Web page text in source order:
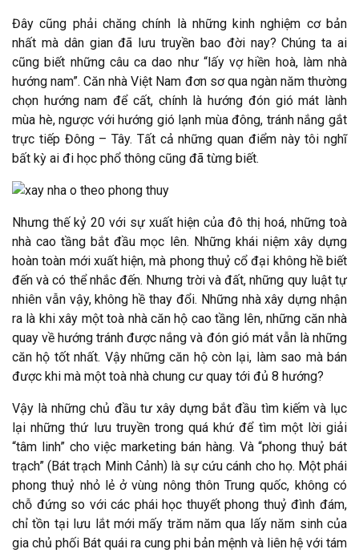
Đây cũng phải chăng chính là những kinh nghiệm cơ bản
nhất mà dân gian đã lưu truyền bao đời nay? Chúng ta ai
cũng biết những câu ca dao như “lấy vợ hiền hoà, làm nhà
hướng nam”. Căn nhà Việt Nam đơn sơ qua ngàn năm thường
chọn hướng nam để cất, chính là hướng đón gió mát lành
mùa hè, ngược với hướng gió lạnh mùa đông, tránh nắng gắt
trực tiếp Đông – Tây. Tất cả những quan điểm này tôi nghĩ
bất kỳ ai đi học phổ thông cũng đã từng biết.
Nhưng thế kỷ 20 với sự xuất hiện của đô thị hoá, những toà
nhà cao tầng bắt đầu mọc lên. Những khái niệm xây dựng
hoàn toàn mới xuất hiện, mà phong thuỷ cổ đại không hề biết
đến và có thể nhắc đến. Nhưng trời và đất, những quy luật tự
nhiên vẫn vậy, không hề thay đổi. Những nhà xây dựng nhận
ra là khi xây một toà nhà căn hộ cao tầng lên, những căn nhà
quay về hướng tránh được nắng và đón gió mát vẫn là những
căn hộ tốt nhất. Vậy những căn hộ còn lại, làm sao mà bán
được khi mà một toà nhà chung cư quay tới đủ 8 hướng?
Vậy là những chủ đầu tư xây dựng bắt đầu tìm kiếm và lục
lại những thứ lưu truyền trong quá khứ để tìm một lời giải
“tâm linh” cho việc marketing bán hàng. Và “phong thuỷ bát
trạch” (Bát trạch Minh Cảnh) là sự cứu cánh cho họ. Một phái
phong thuỷ nhỏ lẻ ở vùng nông thôn Trung quốc, không có
chỗ đứng so với các phái học thuyết phong thuỷ đình đám,
chỉ tồn tại lưu lắt mới mấy trăm năm qua lấy năm sinh của
gia chủ phối Bát quái ra cung phi bản mệnh và liên hệ với tám